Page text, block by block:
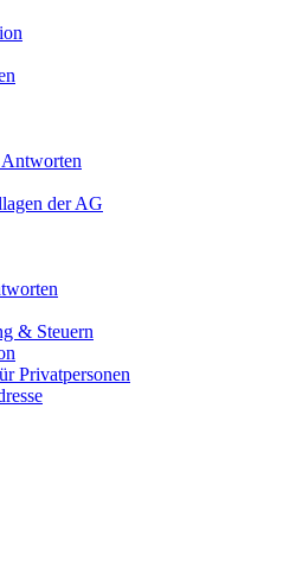
der AG
& Steuern
Privatpersonen